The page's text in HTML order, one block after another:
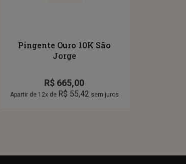
Pingente Ouro 10K São
Jorge
R$ 665,00
Apartir de 12x de R$ 55,42 sem juros